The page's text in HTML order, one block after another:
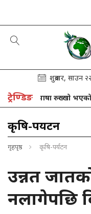
शुक्रबार, साउन
ट्रेण्डिङ
भाषा रुख्खो भएको भन्दै
कृषि-पर्यटन
गृहपृष्ठ कृषि-पर्यटन
उन्नत
नलागेपछि